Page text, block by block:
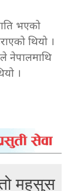
भएको
थियो ।
नेपालमाथि
।
महसुस